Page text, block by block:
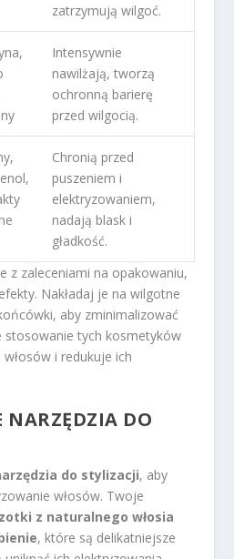
zatrzymują wilgoć.
Intensywnie
nawilżają, tworzą
ochronną barierę
przed wilgocią.
Chronią przed
puszeniem i
elektryzowaniem,
nadają blask i
gładkość.
z zaleceniami na opakowaniu,
Nakładaj je na wilgotne
aby zminimalizować
stosowanie tych kosmetyków
i redukuje ich
NARZĘDZIA DO
do stylizacji, aby
włosów. Twoje
z naturalnego włosia
, które są delikatniejsze